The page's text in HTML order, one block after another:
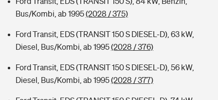
Bus/Kombi, ab 1995(2028 / 375)
Ford Transit, EDS (TRANSIT 150 S DIESEL-D), 63 kW,
Diesel, Bus/Kombi, ab 1995(2028 / 376)
Ford Transit, EDS (TRANSIT 150 S DIESEL-D), 56 kW,
Diesel, Bus/Kombi, ab 1995(2028 / 377)